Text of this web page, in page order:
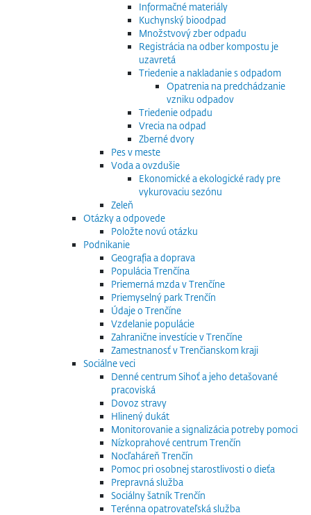
Informačné materiály
Kuchynský bioodpad
Množstvový zber odpadu
Registrácia na odber kompostu je
uzavretá
Triedenie a nakladanie s odpadom
Opatrenia na predchádzanie
vzniku odpadov
Triedenie odpadu
Vrecia na odpad
Zberné dvory
Pes v meste
Voda a ovzdušie
Ekonomické a ekologické rady pre
vykurovaciu sezónu
Zeleň
Otázky a odpovede
Položte novú otázku
Podnikanie
Geografia a doprava
Populácia Trenčína
Priemerná mzda v Trenčíne
Priemyselný park Trenčín
Údaje o Trenčíne
Vzdelanie populácie
Zahranične investície v Trenčíne
Zamestnanosť v Trenčianskom kraji
Sociálne veci
Denné centrum Sihoť a jeho detašované
pracoviská
Dovoz stravy
Hlinený dukát
Monitorovanie a signalizácia potreby pomoci
Nízkoprahové centrum Trenčín
Nocľaháreň Trenčín
Pomoc pri osobnej starostlivosti o dieťa
Prepravná služba
Sociálny šatník Trenčín
Terénna opatrovateľská služba